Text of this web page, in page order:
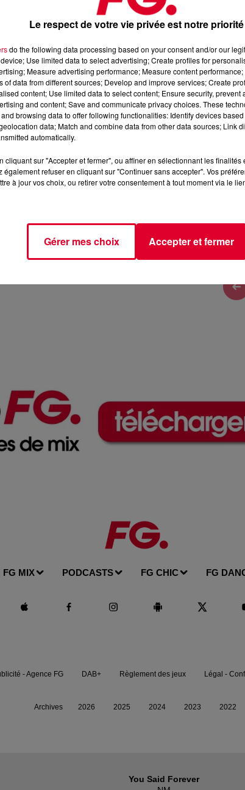
janvier 2025
, 📱 et sur l’Application FG (IOShttps://urlz.fr/hhZx
rave et tech-house
FG MIX PODCASTS FG CHIC FG
You Said Forever
- Agence FG DAB+ Règlement des jeux Légal -
Archives 2026 2025 2024 2023 2022
Le respect de votre vie privée est notre priorité
do the following data processing based on your consent and/or our
Use limited data to select advertising; Create profiles for
Measure advertising performance; Measure content
of data from different sources; Develop and improve services; Create
content; Use limited data to select content; Ensure security, prevent
and content; Save and communicate privacy choices. These
browsing data to offer following functionalities: Identify devices
data; Match and combine data from other data sources; Link
automatically.
cliquant sur "Accepter et fermer", ou affiner en sélectionnant les
également refuser en cliquant sur "Continuer sans accepter". Vos
à jour vos choix, ou retirer votre consentement à tout moment via le
Gérer mes choix Accepter et fermer